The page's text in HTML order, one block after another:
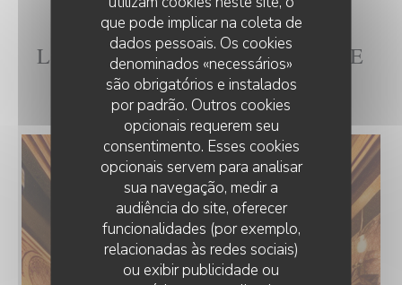
que pode implicar na coleta de
dados pessoais. Os cookies
denominados «necessários»
são obrigatórios e instalados
por padrão. Outros cookies
opcionais requerem seu
consentimento. Esses cookies
opcionais servem para analisar
sua navegação, medir a
audiência do site, oferecer
funcionalidades (por exemplo,
relacionadas às redes sociais)
ou exibir publicidade ou
L'INTÉRIEUR DE LA CH'TITE
BRIGITTE